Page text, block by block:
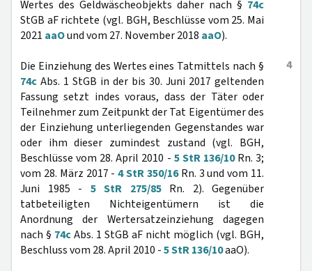
Wertes des Geldwäscheobjekts daher nach § 74c
StGB aF richtete (vgl. BGH, Beschlüsse vom 25. Mai
2021 aaOund vom 27. November 2018 aaO).
4
Die Einziehung des Wertes eines Tatmittels nach §
74c Abs. 1 StGB in der bis 30. Juni 2017 geltenden
Fassung setzt indes voraus, dass der Täter oder
Teilnehmer zum Zeitpunkt der Tat Eigentümer des
der Einziehung unterliegenden Gegenstandes war
oder ihm dieser zumindest zustand (vgl. BGH,
Beschlüsse vom 28. April 2010 - 5 StR 136/10Rn. 3;
vom 28. März 2017 -4 StR 350/16Rn. 3 und vom 11.
Juni 1985 - 5 StR 275/85Rn. 2). Gegenüber
tatbeteiligten Nichteigentümern ist die
Anordnung der Wertersatzeinziehung dagegen
nach § 74cAbs. 1 StGB aF nicht möglich (vgl. BGH,
Beschluss vom 28. April 2010 -5 StR 136/10aaO).